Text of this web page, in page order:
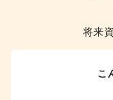
将来
こ